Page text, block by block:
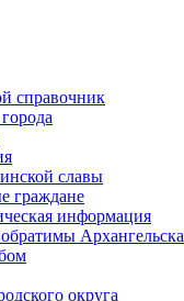
справочник
славы
граждане
информация
Архангельска
округа